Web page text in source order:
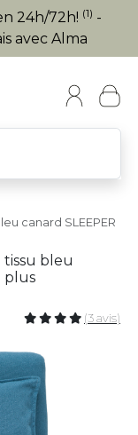
24h/72h! (1) -
avec Alma
canard SLEEPER
tissu bleu
plus
(3 avis)